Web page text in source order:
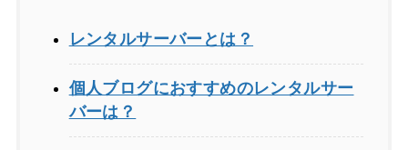
レンタルサーバーとは？
個人ブログにおすすめのレンタルサー
バーは？